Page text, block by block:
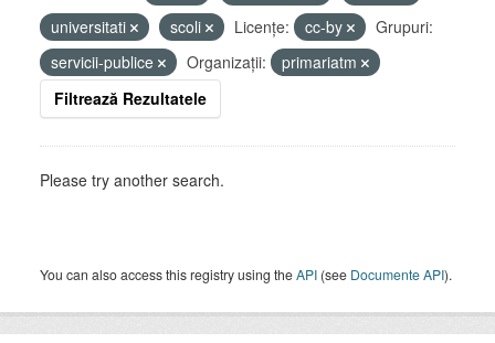
universitati
scoli Licenţe: cc-by
Grupuri:
servicii-publice
Organizații:
primariatm
Filtrează Rezultatele
Please try another search.
You can also access this registry using theAPI (see Documente API).